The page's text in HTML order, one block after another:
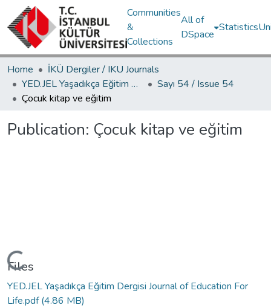
Communities
&
Collections
All of
DSpace
Statistics
Home
İKÜ Dergiler / IKU Journals
YED.JEL Yaşadıkça Eğitim Dergisi / Journal of Education For Life
Sayı 54 / Issue 54
Çocuk kitap ve eğitim
Publication: Çocuk kitap ve eğitim
Loading...
Files
YED.JEL Yaşadıkça Eğitim Dergisi Journal of Education For
Life.pdf(4.86 MB)